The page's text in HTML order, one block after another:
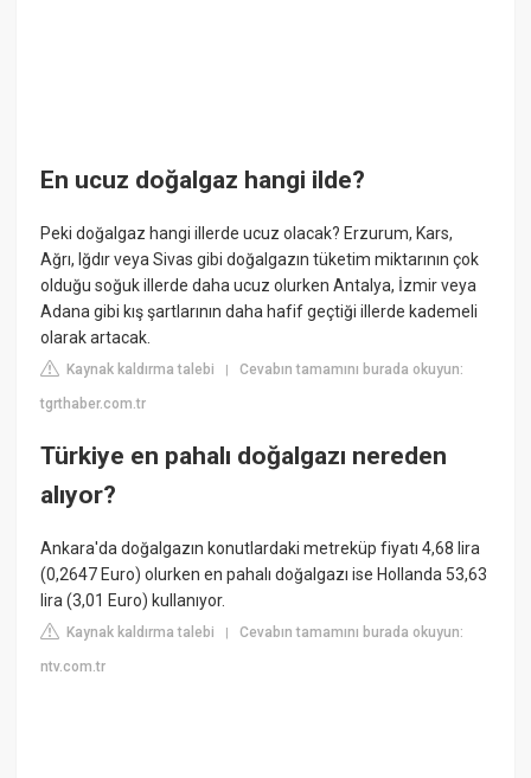
En ucuz doğalgaz hangi ilde?
Peki doğalgaz hangi illerde ucuz olacak? Erzurum, Kars,
Ağrı, Iğdır veya Sivas gibi doğalgazın tüketim miktarının çok
olduğu soğuk illerde daha ucuz olurken Antalya, İzmir veya
Adana gibi kış şartlarının daha hafif geçtiği illerde kademeli
olarak artacak.
Kaynak kaldırma talebi |Cevabın tamamını burada okuyun:
tgrthaber.com.tr
Türkiye en pahalı doğalgazı nereden
alıyor?
Ankara'da doğalgazın konutlardaki metreküp fiyatı 4,68 lira
(0,2647 Euro) olurken en pahalı doğalgazı ise Hollanda 53,63
lira (3,01 Euro) kullanıyor.
Kaynak kaldırma talebi |Cevabın tamamını burada okuyun:
ntv.com.tr